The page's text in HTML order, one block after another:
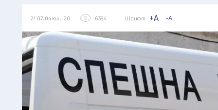
21:07, 04 юли 20 6394 Шрифт: +A -A